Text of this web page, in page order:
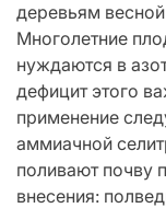
деревьям
Многолетние
нуждаются в
дефицит этого
применение
аммиачной
поливают почву
внесения: